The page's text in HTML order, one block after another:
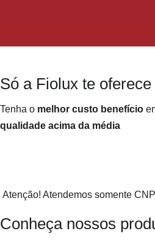
Só a Fiolux te
Tenha o melhor custo benefício
qualidade acima da média
Atenção! Atendemos somente
Conheça nossos